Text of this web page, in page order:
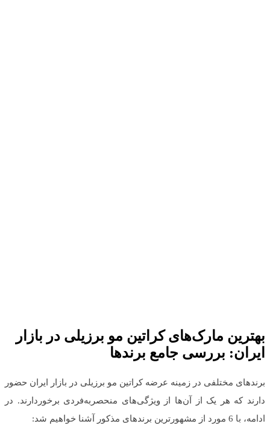
بهترین مارک‌های کراتین مو برزیلی در بازار
ایران: بررسی جامع برندها
برندهای مختلفی در زمینه عرضه کراتین مو برزیلی در بازار ایران حضور
دارند که هر یک از آن‌ها از ویژگی‌های منحصربه‌فردی برخوردارند. در
ادامه، با 6 مورد از مشهورترین برندهای مذکور آشنا خواهیم شد: